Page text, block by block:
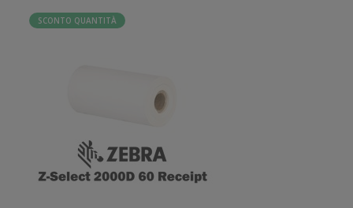
SCONTO QUANTITÀ